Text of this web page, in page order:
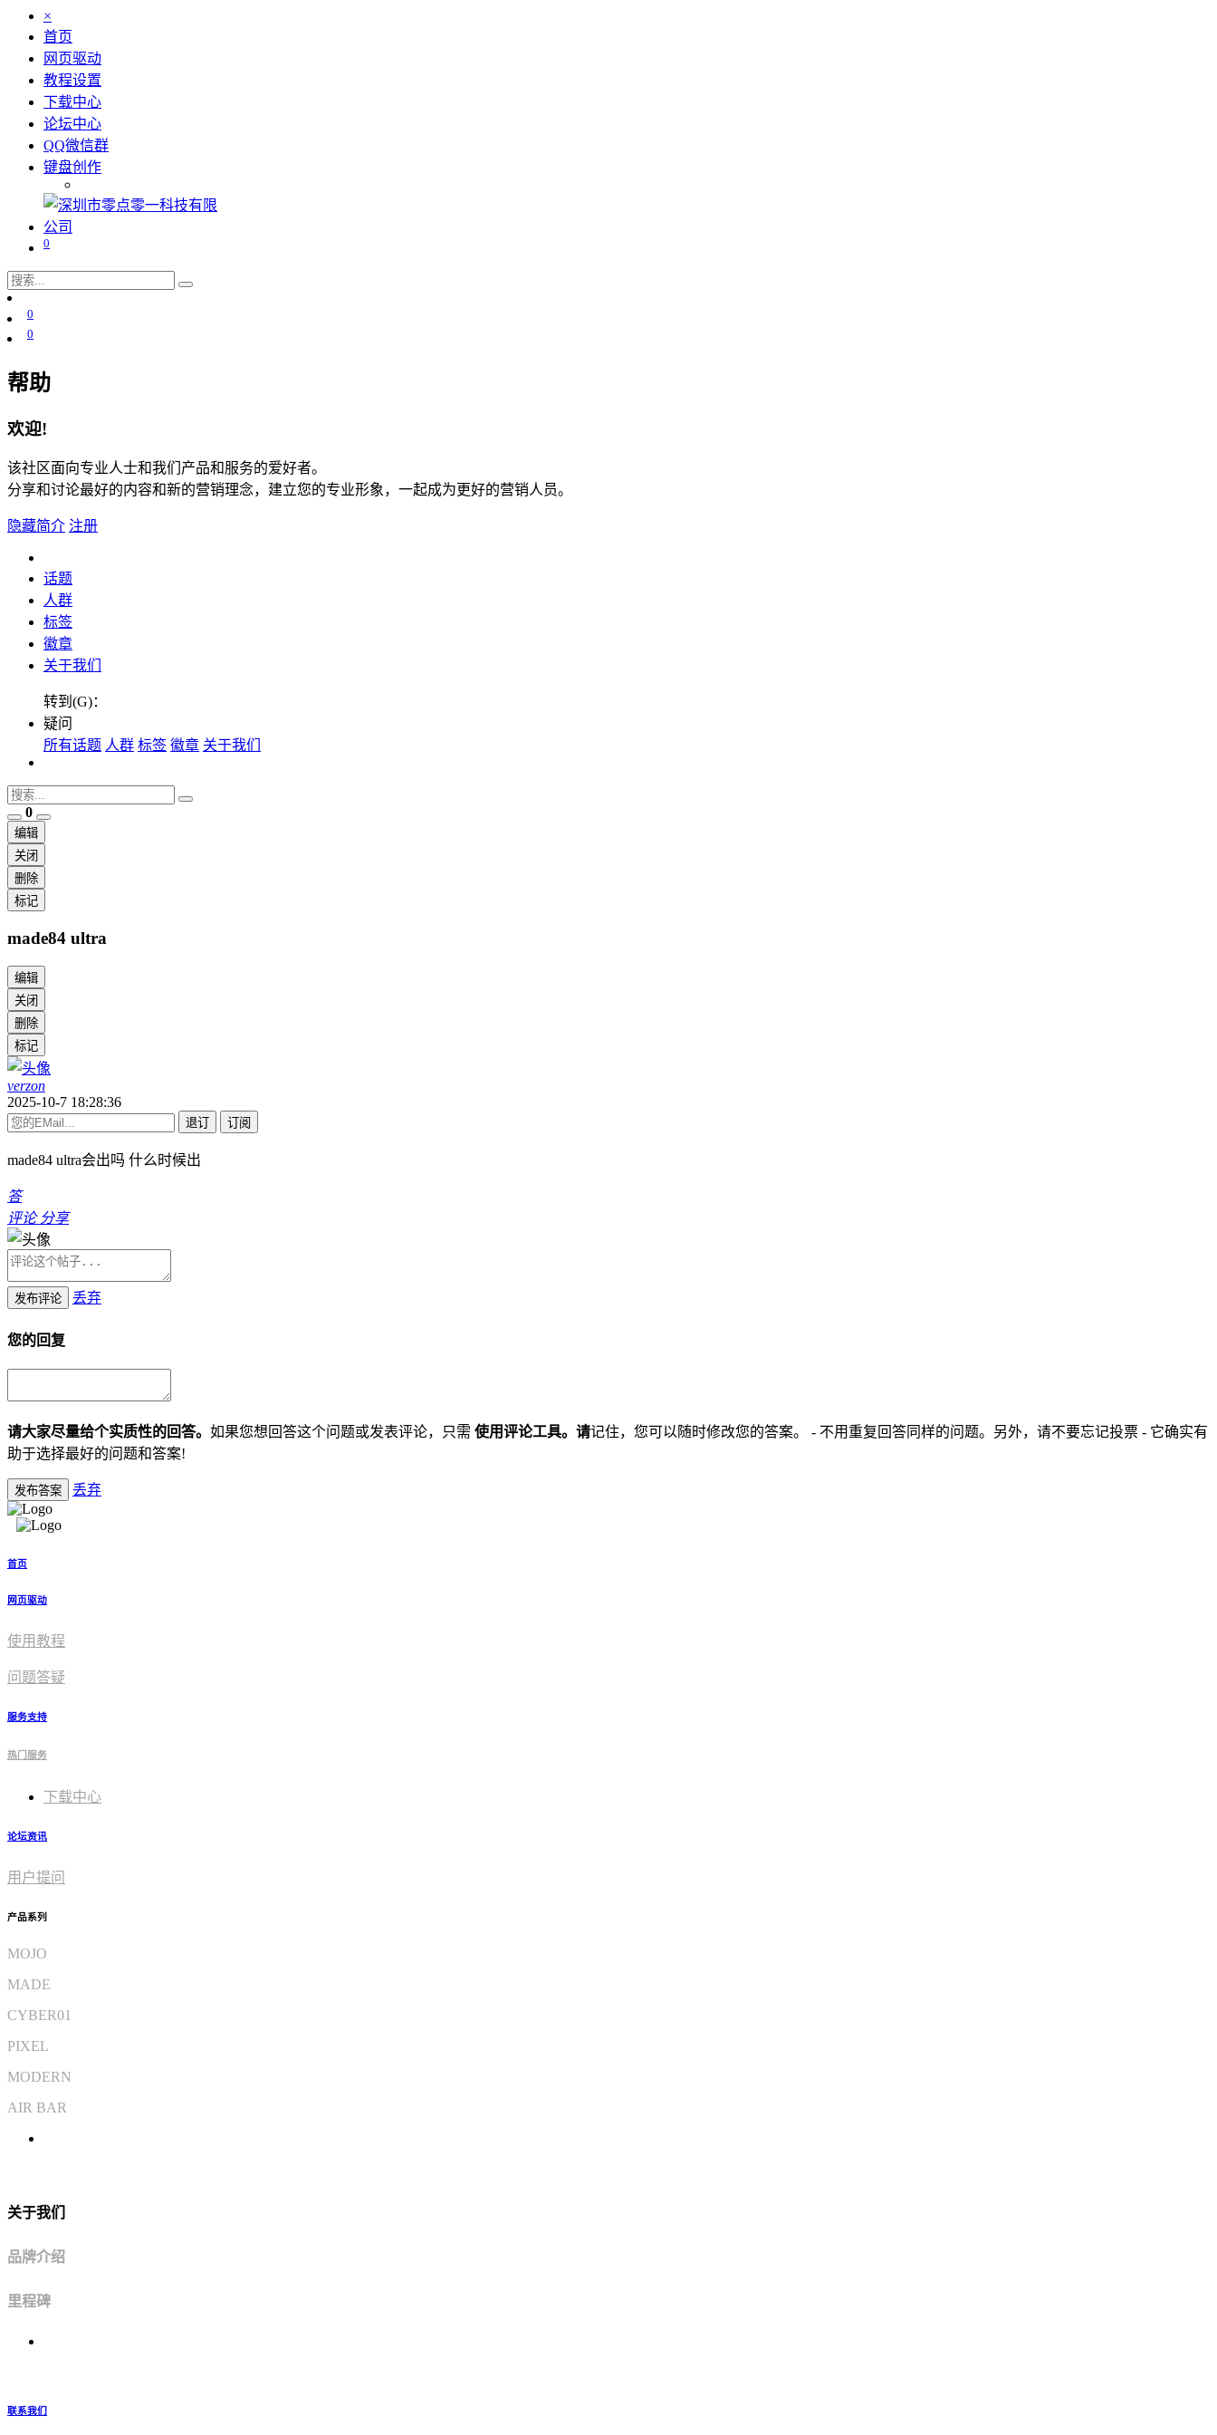
×
首页
网页驱动
教程设置
下载中心
论坛中心
QQ微信群
键盘创作
0
0
0
帮助
欢迎!
该社区面向专业人士和我们产品和服务的爱好者。
分享和讨论最好的内容和新的营销理念，建立您的专业形象，一起成为更好的营销人员。
隐藏简介 注册
话题
人群
标签
徽章
关于我们
转到(G)：
疑问
所有话题 人群 标签 徽章 关于我们
0
编辑
关闭
删除
标记
made84 ultra
编辑
关闭
删除
标记
verzon
2025-10-7 18:28:36
退订 订阅
made84 ultra会出吗 什么时候出
答
评论 分享
发布评论 丢弃
您的回复
请大家尽量给个实质性的回答。 如果您想回答这个问题或发表评论，只需 使用评论工具。请记住，您可以随时修改您的答案。 - 不用重复回答同样的问题。另外，请不要忘记投票 - 它确实有
助于选择最好的问题和答案!
发布答案 丢弃
首页
网页驱动
使用教程​
问题答疑
服务支持
热门服务
下载中心
论坛资讯
用户提问
产品系列
MOJO
MADE
CYBER01
PIXEL
MODERN
AIR BAR
关于我们
品牌介绍
里程碑
联系我们